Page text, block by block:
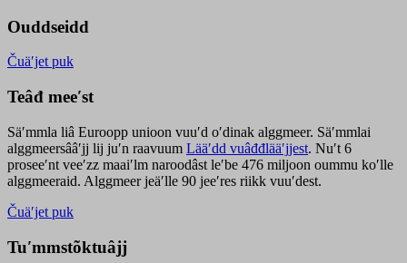
Ouddseidd
Čuäʹjet puk
Teâđ meeʹst
Säʹmmla liâ Euroopp unioon vuuʹd oʹdinak alggmeer. Säʹmmlai
alggmeersââʹjj lij juʹn raavuum Lääʹdd vuâđđlääʹjjest. Nuʹt 6
proseeʹnt veeʹzz maaiʹlm naroodâst leʹbe 476 miljoon oummu koʹlle
alggmeeraid. Alggmeer jeäʹlle 90 jeeʹres riikk vuuʹdest.
Čuäʹjet puk
Tuʹmmstõktuâjj